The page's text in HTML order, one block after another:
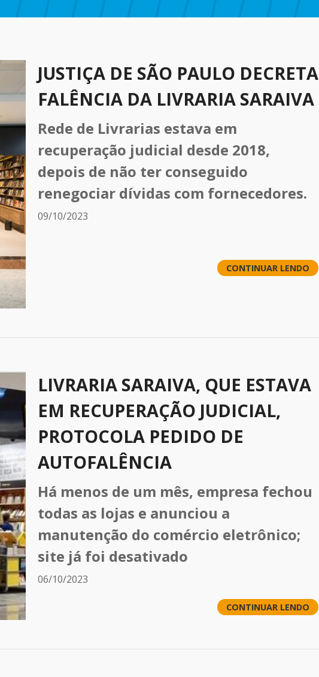
JUSTIÇA DE SÃO PAULO DECRETA
FALÊNCIA DA LIVRARIA SARAIVA
Rede de Livrarias estava em
recuperação judicial desde 2018,
depois de não ter conseguido
renegociar dívidas com fornecedores.
09/10/2023
CONTINUAR LENDO
LIVRARIA SARAIVA, QUE ESTAVA
EM RECUPERAÇÃO JUDICIAL,
PROTOCOLA PEDIDO DE
AUTOFALÊNCIA
Há menos de um mês, empresa fechou
todas as lojas e anunciou a
manutenção do comércio eletrônico;
site já foi desativado
06/10/2023
CONTINUAR LENDO